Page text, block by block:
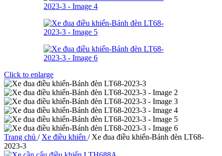
Click to enlarge
Trang chủ / Xe điều khiển / Xe đua điều khiển-Bánh đèn LT68-
2023-3